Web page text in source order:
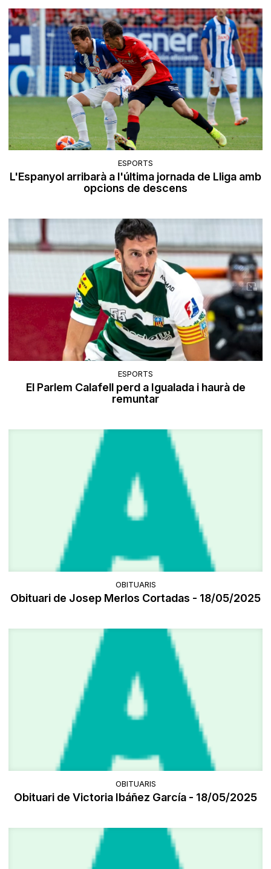
ESPORTS
L'Espanyol arribarà a l'última jornada de Lliga amb
opcions de descens
ESPORTS
El Parlem Calafell perd a Igualada i haurà de
remuntar
OBITUARIS
Obituari de Josep Merlos Cortadas - 18/05/2025
OBITUARIS
Obituari de Victoria Ibáñez García - 18/05/2025